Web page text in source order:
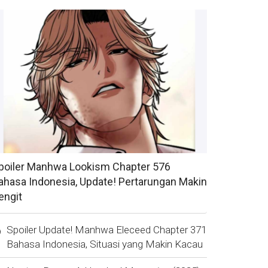
Manhwa Lookism Chapter 576
Indonesia, Update! Pertarungan Makin
Spoiler Update! Manhwa Eleceed Chapter 371
Bahasa Indonesia, Situasi yang Makin Kacau